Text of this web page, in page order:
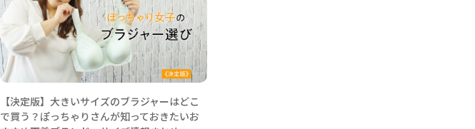
【決定版】大きいサイズのブラジャーはどこ
で買う？ぽっちゃりさんが知っておきたいお